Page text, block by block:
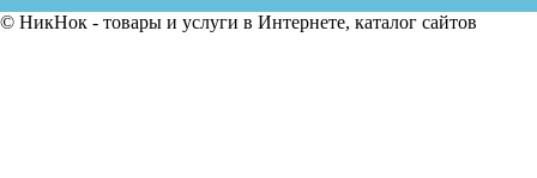
© НикНок - товары и услуги в Интернете, каталог сайтов